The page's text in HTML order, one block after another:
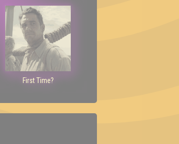
First Time?